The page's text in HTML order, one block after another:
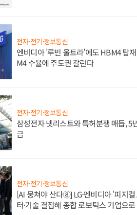
전자·전기·정보통신
엔비디아 '루빈 울트라'에도 HBM4 탑
M4 수율에 주도권 갈린다
전자·전기·정보통신
삼성전자 넷리스트와 특허분쟁 매듭, 5
급
전자·전기·정보통신
[AI 뭉쳐야 산다⑧] LG·엔비디아 '피지
터·기술 결집해 종합 로보틱스 기업으로